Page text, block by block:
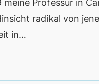
radikal von
in…